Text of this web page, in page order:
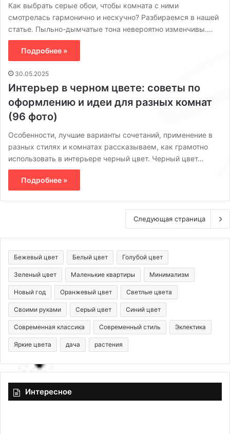
Как выбрать серые обои, чтобы комната с ними
смотрелась гармонично и нескучно? Разбираемся в нашей
статье. Пыльно-дымчатые тона невероятно изменчивы.…
Подробнее »
30.05.2025
Интерьер в черном цвете: советы по
оформлению и идеи для разных комнат
(96 фото)
Особенности, лучшие варианты сочетаний, применение в
разных стилях и комнатах рассказываем, как грамотно
использовать в интерьере черный цвет. Черный цвет…
Подробнее »
Следующая страница
Бежевый цвет Белый цвет Голубой цвет
Зеленый цвет Маленькие квартиры Минимализм
Новый год Оранжевый цвет Светлые цвета
Своими руками Серый цвет Синий цвет
Современная классика Современный стиль Эклектика
Яркие цвета дача растения
Интересное